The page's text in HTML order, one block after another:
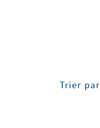
Trier par